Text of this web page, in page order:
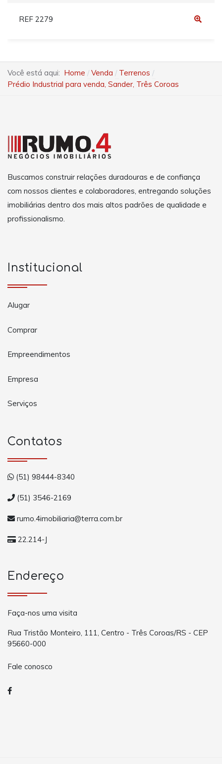
REF 2279
Você está aqui: Home Venda
Terrenos
Prédio Industrial para venda, Sander, Três Coroas
Buscamos construir relações duradouras e de confiança
com nossos clientes e colaboradores, entregando soluções
imobiliárias dentro dos mais altos padrões de qualidade e
profissionalismo.
Institucional
Alugar
Comprar
Empreendimentos
Empresa
Serviços
Contatos
(51) 98444-8340
(51) 3546-2169
rumo.4imobiliaria@terra.com.br
22.214-J
Endereço
Faça-nos uma visita
Rua Tristão Monteiro, 111, Centro - Três Coroas/RS - CEP
95660-000
Fale conosco